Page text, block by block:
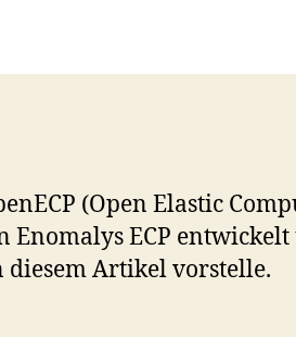
(Open Elastic
Enomalys ECP
Artikel vorstelle.